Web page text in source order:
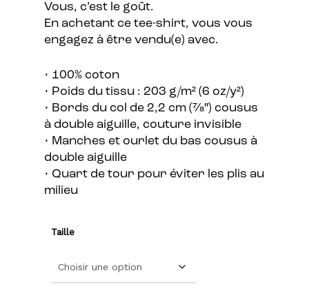
Vous, c’est le goût.
En achetant ce tee-shirt, vous vous
engagez à être vendu(e) avec.
• 100% coton
• Poids du tissu : 203 g/m² (6 oz/y²)
• Bords du col de 2,2 cm (7⁄8″) cousus
à double aiguille, couture invisible
• Manches et ourlet du bas cousus à
double aiguille
• Quart de tour pour éviter les plis au
milieu
Taille